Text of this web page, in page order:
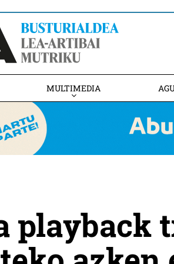
MULTIMEDIA
playback